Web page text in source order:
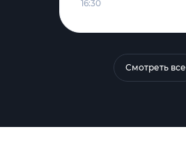
16:30
Смотреть все